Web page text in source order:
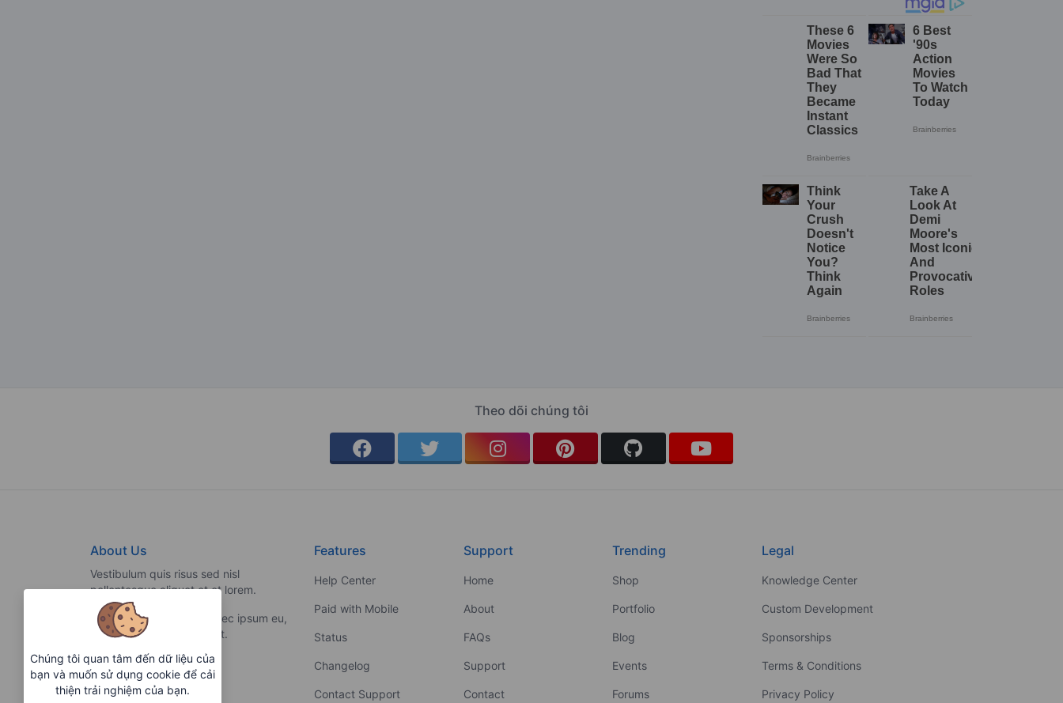
Theo dõi chúng tôi
About Us
Vestibulum quis risus sed nisl
pellentesque aliquet et et lorem.
Fusce nibh nisl, gravida nec ipsum eu,
feugiat condimentum velit.
Features
Help Center
Paid with Mobile
Status
Changelog
Contact Support
Support
Home
About
FAQs
Support
Contact
Trending
Shop
Portfolio
Blog
Events
Forums
Legal
Knowledge Center
Custom Development
Sponsorships
Terms & Conditions
Privacy Policy
Chúng tôi quan tâm đến dữ liệu của
bạn và muốn sử dụng cookie để cải
thiện trải nghiệm của bạn.